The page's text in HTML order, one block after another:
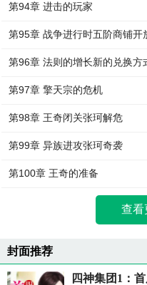
第94章 进击的玩家
第95章 战争进行时五阶商铺开
第96章 法则的增长新的兑换方
第97章 擎天宗的危机
第98章 王奇闭关张珂解危
第99章 异族进攻张珂奇袭
第100章 王奇的准备
查看
封面推荐
四神集团1：